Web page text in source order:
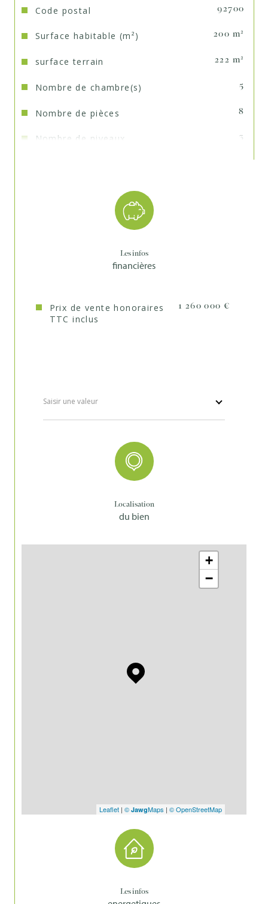
dressing. Une chambre de 14,50 m2, une grande salle de bains et
douche, wc.
Au second, un grand espace sous comble divisé en 2/3
Au sous-sol, pièce aménagée et une pièce de rangement.
L’extérieur de 100 m2 est paysagé et sans vis-à-vis.
Ecole Marcel Pagnol. Collège LAKANAL
Code postal 92700
Surface habitable (m²) 200 m²
surface terrain 222 m²
Nombre de chambre(s) 5
Nombre de pièces 8
Nombre de niveaux 3
Année de construction
Les infos
financières
Prix de vente honoraires
TTC inclus
1 260 000 €
Saisir une valeur
Les infos
Localisation
du bien
+
−
Leaflet | © JawgMaps | © OpenStreetMap